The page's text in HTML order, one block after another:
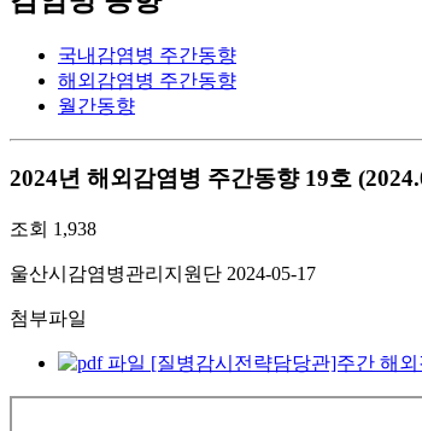
국내감염병 주간동향
해외감염병 주간동향
월간동향
2024년 해외감염병 주간동향 19호
조회 1,938
울산시감염병관리지원단 2024-05-17
첨부파일
[질병감시전략담당관]주간 해